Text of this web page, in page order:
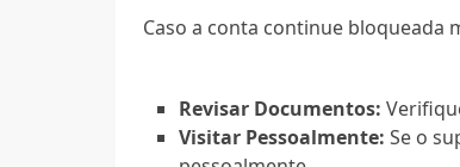
Caso a conta continue bloqueada
Revisar Documentos:
Visitar Pessoalmente: Se o